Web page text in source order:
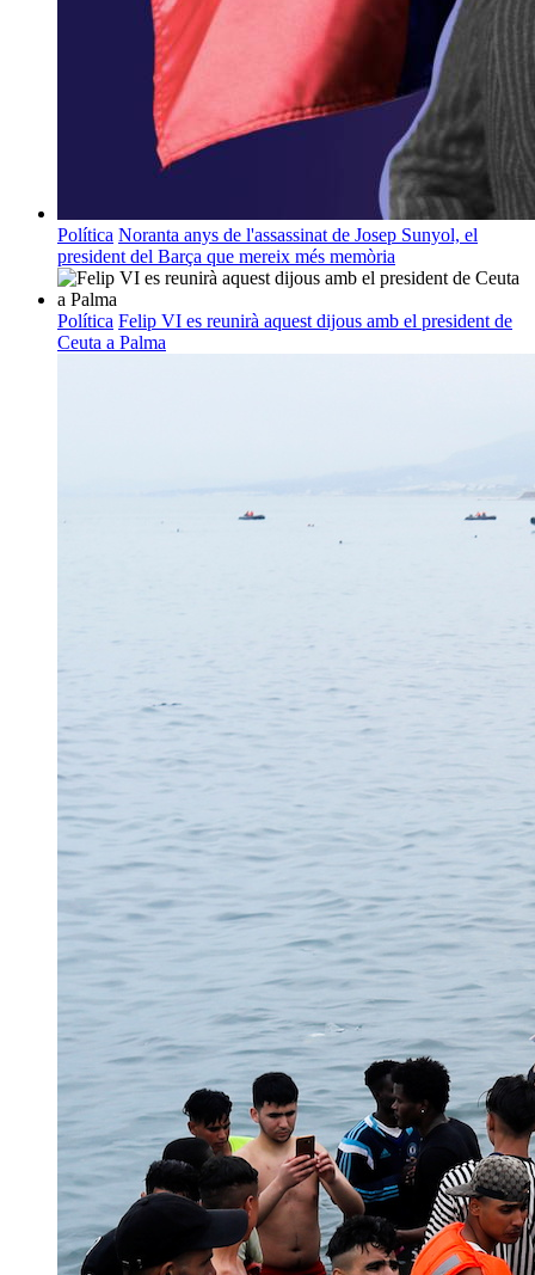
Política Noranta anys de l'assassinat de Josep Sunyol, el
president del Barça que mereix més memòria
Política Felip VI es reunirà aquest dijous amb el president de
Ceuta a Palma